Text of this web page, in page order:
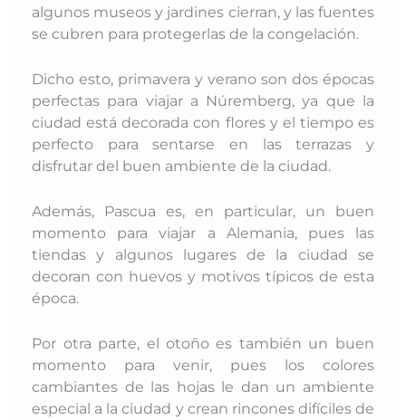
algunos museos y jardines cierran, y las fuentes
se cubren para protegerlas de la congelación.
Dicho esto, primavera y verano son dos épocas
perfectas para viajar a Núremberg, ya que la
ciudad está decorada con flores y el tiempo es
perfecto para sentarse en las terrazas y
disfrutar del buen ambiente de la ciudad.
Además, Pascua es, en particular, un buen
momento para viajar a Alemania, pues las
tiendas y algunos lugares de la ciudad se
decoran con huevos y motivos típicos de esta
época.
Por otra parte, el otoño es también un buen
momento para venir, pues los colores
cambiantes de las hojas le dan un ambiente
especial a la ciudad y crean rincones difíciles de